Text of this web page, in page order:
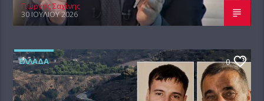
Γιώργος Σαχίνης
30 ΙΟΥΛΊΟΥ 2026
ΕΛΛΆΔΑ 0